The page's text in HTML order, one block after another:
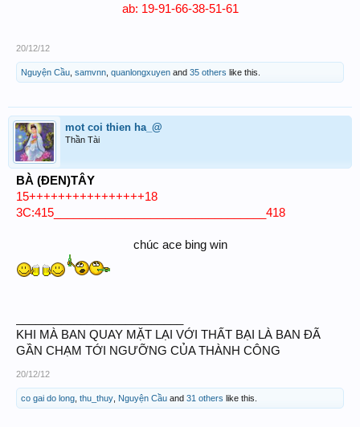
ab: 19-91-66-38-51-61
20/12/12
Nguyện Cầu samvnn quanlongxuyen and 35 others like this.
mot coi thien ha_@
Thần Tài
BÀ (ĐEN)TÂY
15++++++++++++++++18
3C:415_________________________________418
chúc ace bing win​
KHI MÀ BAN QUAY MẶT LẠI VỚI THẤT BẠI LÀ BAN ĐÃ
GẦN CHẠM TỚI NGƯỠNG CỦA THÀNH CÔNG
20/12/12
co gai do long thu_thuy Nguyện Cầu and 31 others like this.